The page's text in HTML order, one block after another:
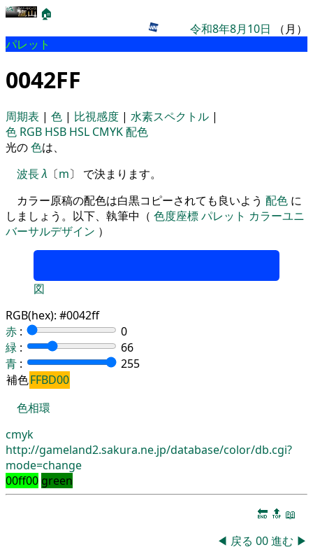
🏠
令和8年8月10日 （月）
パレット
0042FF
周期表 | 色 | 比視感度 | 水素スペクトル |
色 RGB HSB HSL CMYK配色
光の色は、
波長λ 〔m〕 で決まります。
カラー原稿の配色は白黒コピーされても良いよう 配色 に
しましょう。以下、執筆中（ 色度座標パレット カラーユニ
バーサルデザイン ）
図
RGB(hex): #0042ff
赤 :
0
緑 :
66
青 :
255
補色FFBD00
色相環
cmyk
http://gameland2.sakura.ne.jp/database/color/db.cgi?
mode=change
00ff00 green
🔚 🔝 📖
◀ 戻る 00進む ▶